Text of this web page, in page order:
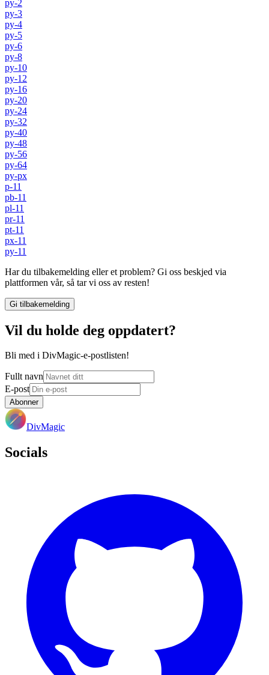
py-2
py-3
py-4
py-5
py-6
py-8
py-10
py-12
py-16
py-20
py-24
py-32
py-40
py-48
py-56
py-64
py-px
p-11
pb-11
pl-11
pr-11
pt-11
px-11
py-11
Har du tilbakemelding eller et problem? Gi oss beskjed via
plattformen vår, så tar vi oss av resten!
Gi tilbakemelding
Vil du holde deg oppdatert?
Bli med i DivMagic-e-postlisten!
Fullt navn
E-post
Abonner
DivMagic
Socials